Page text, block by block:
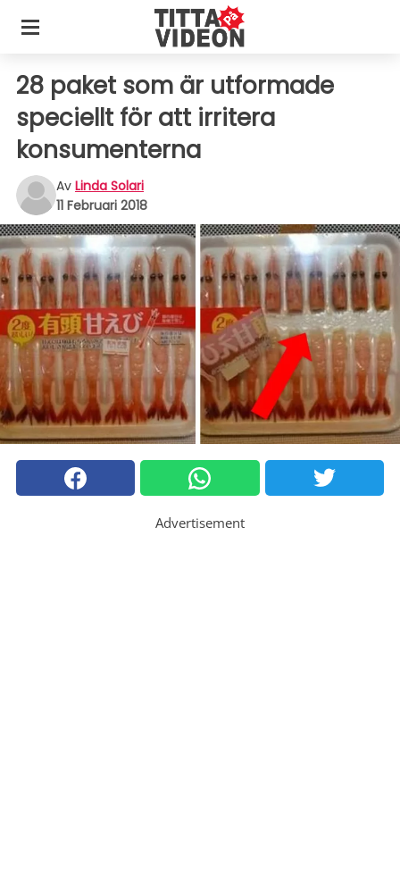
28 paket som är utformade
speciellt för att irritera
konsumenterna
Av Linda Solari
11 Februari 2018
Advertisement